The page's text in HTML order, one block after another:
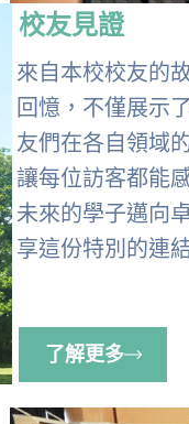
校友見證
來自本校校友的
回憶，不僅展示
友們在各自領域
讓每位訪客都能
未來的學子邁向
享這份特別的連結
了解更多